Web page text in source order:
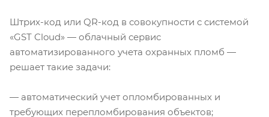
Штрих-код или QR-код в совокупности с системой
«GST Cloud» — облачный сервис
автоматизированного учета охранных пломб —
решает такие задачи:
— автоматический учет опломбированных и
требующих перепломбирования объектов;